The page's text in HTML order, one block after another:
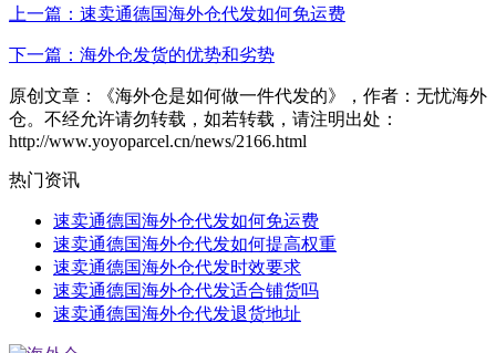
上一篇：速卖通德国海外仓代发如何免运费
下一篇：海外仓发货的优势和劣势
原创文章：《海外仓是如何做一件代发的》，作者：无忧海外
仓。不经允许请勿转载，如若转载，请注明出处：
http://www.yoyoparcel.cn/news/2166.html
热门资讯
速卖通德国海外仓代发如何免运费
速卖通德国海外仓代发如何提高权重
速卖通德国海外仓代发时效要求
速卖通德国海外仓代发适合铺货吗
速卖通德国海外仓代发退货地址